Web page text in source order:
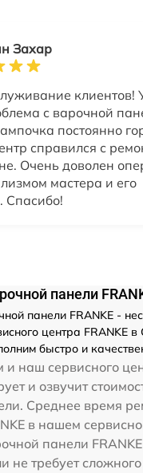
Захар
клиентов!
с варочной
постоянно
справился с
Очень доволен
мастера и его
Спасибо!
панели
панели FRANKE -
центра FRANKE в
быстро и
и наш сервисного
и озвучит
Среднее время
в нашем
панели
не требует